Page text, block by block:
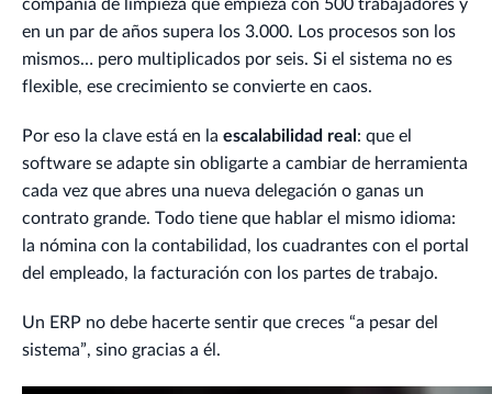
compañía de limpieza que empieza con 500 trabajadores y
en un par de años supera los 3.000. Los procesos son los
mismos… pero multiplicados por seis. Si el sistema no es
flexible, ese crecimiento se convierte en caos.
Por eso la clave está en la escalabilidad real: que el
software se adapte sin obligarte a cambiar de herramienta
cada vez que abres una nueva delegación o ganas un
contrato grande. Todo tiene que hablar el mismo idioma:
la nómina con la contabilidad, los cuadrantes con el portal
del empleado, la facturación con los partes de trabajo.
Un ERP no debe hacerte sentir que creces “a pesar del
sistema”, sino gracias a él.